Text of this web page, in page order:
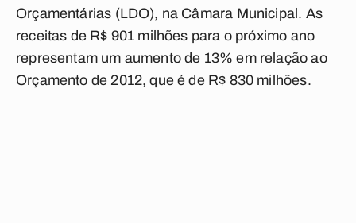
Orçamentárias (LDO), na Câmara Municipal. As
receitas de R$ 901 milhões para o próximo ano
representam um aumento de 13% em relação ao
Orçamento de 2012, que é de R$ 830 milhões.